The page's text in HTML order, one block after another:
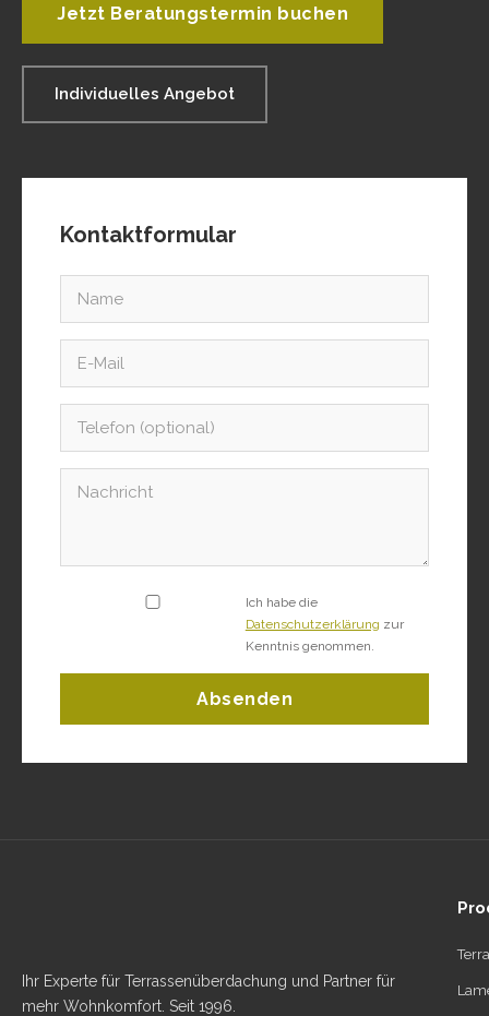
Jetzt Beratungstermin buchen
Individuelles Angebot
Kontaktformular
Ich habe die
Datenschutzerklärung zur
Kenntnis genommen.
Absenden
Ihr Experte für Terrassenüberdachung und Partner für
mehr Wohnkomfort. Seit 1996.